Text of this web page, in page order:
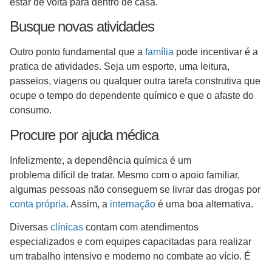
estar de volta para dentro de casa.
Busque novas atividades
Outro ponto fundamental que a família pode incentivar é a
pratica de atividades. Seja um esporte, uma leitura,
passeios, viagens ou qualquer outra tarefa construtiva que
ocupe o tempo do dependente químico e que o afaste do
consumo.
Procure por ajuda médica
Infelizmente, a dependência química é um
problema difícil de tratar. Mesmo com o apoio familiar,
algumas pessoas não conseguem se livrar das drogas por
conta própria. Assim, a internação é uma boa alternativa.
Diversas clínicas contam com atendimentos
especializados e com equipes capacitadas para realizar
um trabalho intensivo e moderno no combate ao vício. É